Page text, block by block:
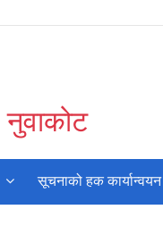
सूचनाको हक कार्यान्वयन